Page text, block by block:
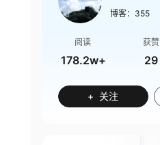
博客： 355
阅读
178.2w+
获赞
29
+ 关注